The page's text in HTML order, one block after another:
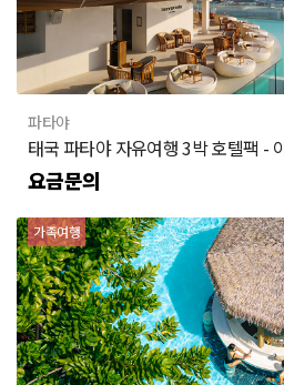
파타야
태국 파타야 자유여행 3박 호텔팩 -
요금문의
가족여행